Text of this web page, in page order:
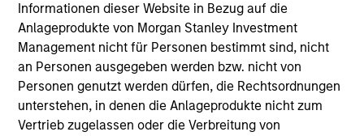
Informationen dieser Website in Bezug auf die
Anlageprodukte von Morgan Stanley Investment
Management nicht für Personen bestimmt sind, nicht
an Personen ausgegeben werden bzw. nicht von
Personen genutzt werden dürfen, die Rechtsordnungen
unterstehen, in denen die Anlageprodukte nicht zum
Vertrieb zugelassen oder die Verbreitung von
ARTIKEL